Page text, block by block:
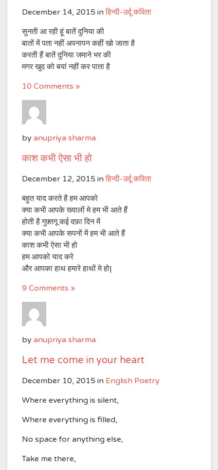
December 14, 2015 in हिन्दी-उर्दू कविता
सुनती आ रही हूं बातें दुनिया की
बातों में पता नहीं अपनापन कहीं खो जाता है
करती हैं बातें दुनिया जमाने भर की
मगर खुद को बयां नहीं कर पाता है
10 Comments »
by anupriya sharma
काश कभी ऐसा भी हो
December 12, 2015 in हिन्दी-उर्दू कविता
बहुत याद करते है हम आपको
क्या कभी आपके ख्यालों मे हम भी आते हैं
होती है गुफ़्तगू कई दफ़ा दिन में
क्या कभी आपके सपनों में हम भी आते हैं
काश कभी ऐसा भी हो
हम आपको याद करे
और आपका हाथ हमारे हाथों मे हो|
9 Comments »
by anupriya sharma
Let me come in your heart
December 10, 2015 in English Poetry
Where everything is silent,
Where everything is filled,
No space for anything else,
Take me there,